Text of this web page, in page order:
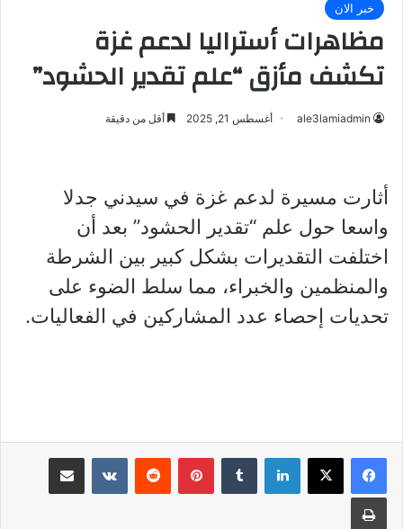
خبر الان
مظاهرات أستراليا لدعم غزة
تكشف مأزق “علم تقدير الحشود”
ale3lamiadmin أغسطس 21, 2025 أقل من دقيقة
أثارت مسيرة لدعم غزة في سيدني جدلا
واسعا حول علم “تقدير الحشود” بعد أن
اختلفت التقديرات بشكل كبير بين الشرطة
والمنظمين والخبراء، مما سلط الضوء على
تحديات إحصاء عدد المشاركين في الفعاليات.
لينكدإن بينتيريست مشاركة عبر البريد
طباعة